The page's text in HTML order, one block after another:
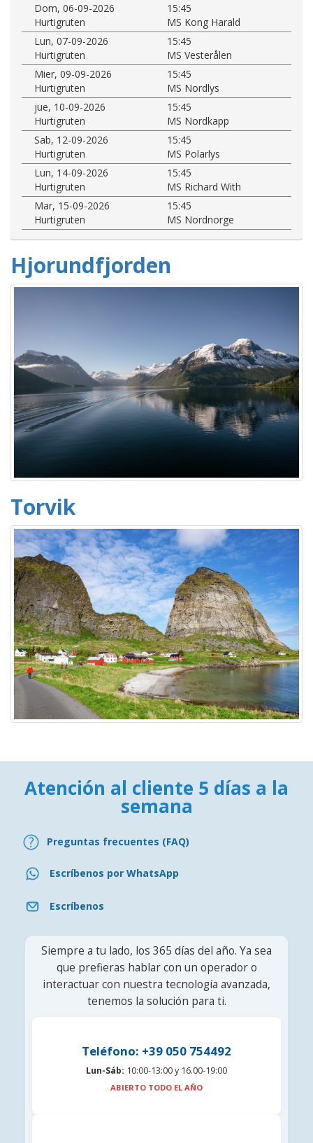
Dom, 06-09-2026
15:45
Hurtigruten
MS Kong Harald
Lun, 07-09-2026
15:45
Hurtigruten
MS Vesterålen
Mier, 09-09-2026
15:45
Hurtigruten
MS Nordlys
jue, 10-09-2026
15:45
Hurtigruten
MS Nordkapp
Sab, 12-09-2026
15:45
Hurtigruten
MS Polarlys
Lun, 14-09-2026
15:45
Hurtigruten
MS Richard With
Mar, 15-09-2026
15:45
Hurtigruten
MS Nordnorge
Hjorundfjorden
Torvik
Atención al cliente 5 días a la
semana
Preguntas frecuentes (FAQ)
Escríbenos por WhatsApp
Escríbenos
Siempre a tu lado, los 365 días del año. Ya sea
que prefieras hablar con un operador o
interactuar con nuestra tecnología avanzada,
tenemos la solución para ti.
Teléfono: +39 050 754492
Lun-Sáb: 10:00-13:00 y 16.00-19:00
ABIERTO TODO EL AÑO